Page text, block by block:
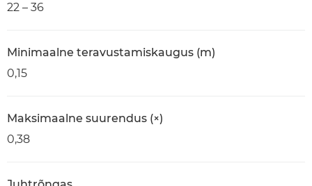
22 – 36
Minimaalne teravustamiskaugus (m)
0,15
Maksimaalne suurendus (×)
0,38